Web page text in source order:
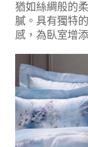
猶如絲綢般的
膩。具有獨特
感，為臥室增